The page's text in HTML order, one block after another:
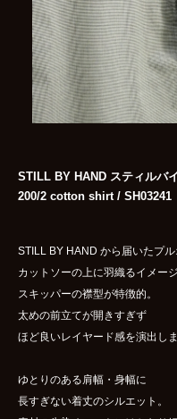
STILL BY HAND スティルバ
200/2 cotton shirt / SH03241
STILL BY HAND から届いたプ
カットソーの上に羽織るイメー
スキッパーの襟型が特徴的。
太めの前立てが開きすぎず
ほど良いレイヤード感を演出しま
ゆとりのある肩幅・身幅に
長すぎない着丈のシルエット。